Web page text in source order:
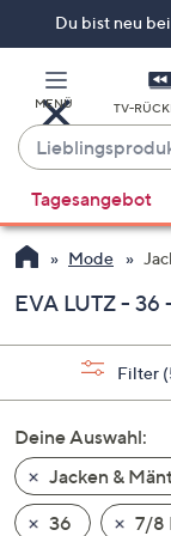
Du bist neu
MENÜ TV-
Lieblingsprodukt
finden
Vorschläge
verfügbar
sind,
verwenden
oben
und
nach
unten
Tagesangebot
Mode
EVA LUTZ - 36
Filter
Deine Auswahl:
Jacken &
36
7/8